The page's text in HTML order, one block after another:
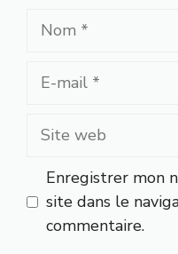
Nom
Site
Enregistrer mon
site dans le
commentaire.